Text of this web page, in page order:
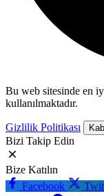
Bu web sitesinde en
kullanılmaktadır.
Gizlilik Politikası
Bizi Takip Edin
Bize Katılın
Facebook